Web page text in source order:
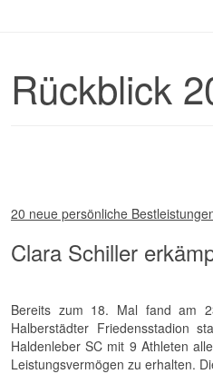
Rückblick
20 neue persönliche
Clara Schiller
Bereits zum 18. Mal fand am
Halberstädter Friedensstadion
Haldenleber SC mit 9 Athleten
Leistungsvermögen zu erhalten.